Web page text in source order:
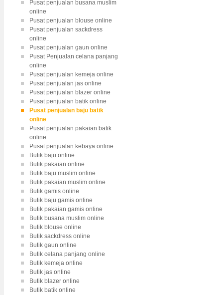
Pusat penjualan busana muslim
online
Pusat penjualan blouse online
Pusat penjualan sackdress
online
Pusat penjualan gaun online
Pusat Penjualan celana panjang
online
Pusat penjualan kemeja online
Pusat penjualan jas online
Pusat penjualan blazer online
Pusat penjualan batik online
Pusat penjualan baju batik
online
Pusat penjualan pakaian batik
online
Pusat penjualan kebaya online
Butik baju online
Butik pakaian online
Butik baju muslim online
Butik pakaian muslim online
Butik gamis online
Butik baju gamis online
Butik pakaian gamis online
Butik busana muslim online
Butik blouse online
Butik sackdress online
Butik gaun online
Butik celana panjang online
Butik kemeja online
Butik jas online
Butik blazer online
Butik batik online